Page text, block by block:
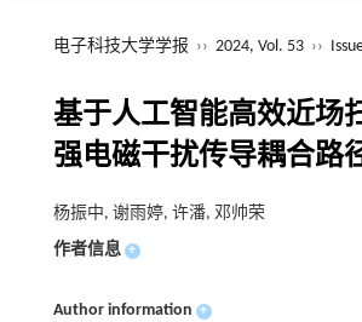
电子科技大学学报 ›› 2024, Vol. 53 ››
基于人工智能高效近场
强电磁干扰传导耦合路
杨振中, 谢雨婷, 许潘, 邓帅荣
作者信息 +
Author information +